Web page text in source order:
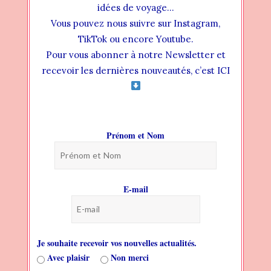
lecture qui mène à la réflexion sur ce que
nous sommes, sur notre évolution
personnelle et sur notre bien-être
également. Le mot “brouillon” sied à la
perfection au ressenti d’Alice, à ses
pensés emmêlées, à son mal-être
faire des brouillons de sa vie.
Comme une dissertation à rédiger
à la maison. Prendre des notes, les
relire, commencer une thèse, une
idées de voyage…
Vous pouvez nous suivre sur Instagram,
TikTok ou encore Youtube.
Pour vous abonner à notre Newsletter et
recevoir les dernières nouveautés, c’est ICI
Prénom et Nom
E-mail
Je souhaite recevoir vos nouvelles actualités.
Avec plaisir
Non merci